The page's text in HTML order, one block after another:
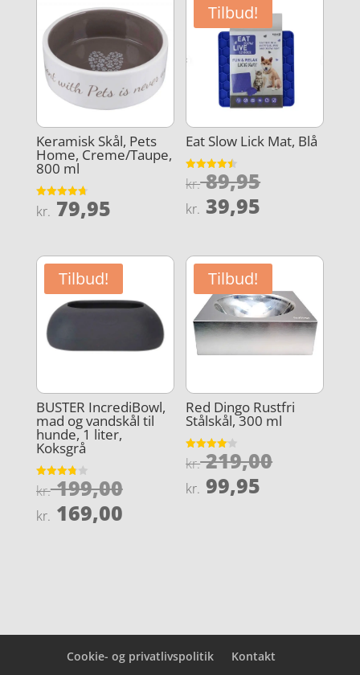
Keramisk Skål, Pets
Home, Creme/Taupe,
800 ml
Vurderet
4.7
kr. 79,95
Tilbud!
Eat Slow Lick Mat, Blå
Vurderet
4.5
kr.89,95Den
kr. 89,95.
kr. 39,95
er:
kr. 39,95.
Tilbud!
BUSTER IncrediBowl,
mad og vandskål til
hunde, 1 liter,
Koksgrå
Vurderet
3.8
kr.199,00Den
oprindelige
kr. 169,00Den
Tilbud!
Red Dingo Rustfri
Stålskål, 300 ml
Vurderet
4.1
kr.219,00Den
kr. 99,95
Cookie- og privatlivspolitik Kontakt